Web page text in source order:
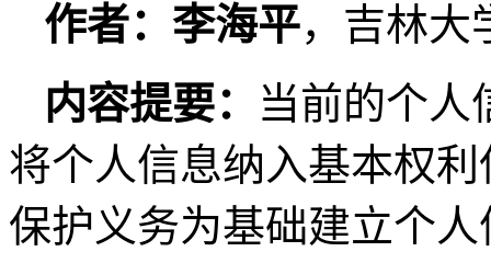
作者：李海平，吉林大
内容提要：
当前的个人
将个人信息纳入基本权
保护义务为基础建立个